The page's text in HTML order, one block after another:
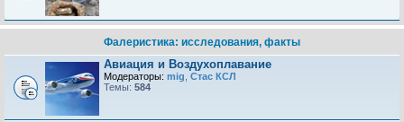
Фалеристика: исследования, факты
Авиация и Воздухоплавание
Модераторы: mig Стас КСЛ
Темы: 584